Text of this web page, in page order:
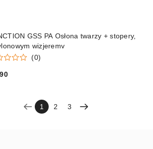
GSS PA Osłona twarzy + stopery,
wizjeremv
(0)
1 2 3